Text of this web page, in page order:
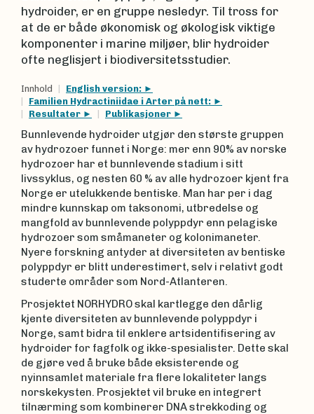
hydroider, er en gruppe nesledyr. Til tross for
at de er både økonomisk og økologisk viktige
komponenter i marine miljøer, blir hydroider
ofte neglisjert i biodiversitetsstudier.
Innhold
English version:
Familien Hydractiniidae i Arter på nett:
Resultater
Publikasjoner
Bunnlevende hydroider utgjør den største gruppen
av hydrozoer funnet i Norge: mer enn 90% av norske
hydrozoer har et bunnlevende stadium i sitt
livssyklus, og nesten 60 % av alle hydrozoer kjent fra
Norge er utelukkende bentiske. Man har per i dag
mindre kunnskap om taksonomi, utbredelse og
mangfold av bunnlevende polyppdyr enn pelagiske
hydrozoer som småmaneter og kolonimaneter.
Nyere forskning antyder at diversiteten av bentiske
polyppdyr er blitt underestimert, selv i relativt godt
studerte områder som Nord-Atlanteren.
Prosjektet NORHYDRO skal kartlegge den dårlig
kjente diversiteten av bunnlevende polyppdyr i
Norge, samt bidra til enklere artsidentifisering av
hydroider for fagfolk og ikke-spesialister. Dette skal
de gjøre ved å bruke både eksisterende og
nyinnsamlet materiale fra flere lokaliteter langs
norskekysten. Prosjektet vil bruke en integrert
tilnærming som kombinerer DNA strekkoding og